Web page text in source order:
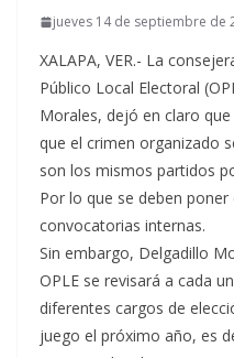
jueves 14 de septiembre de
XALAPA, VER.- La
Público Local Electoral
Morales, dejó en claro
que el crimen organizado
son los mismos partidos
Por lo que se deben poner
convocatorias internas.
Sin embargo, Delgadillo
OPLE se revisará a cada
diferentes cargos de
juego el próximo año, es